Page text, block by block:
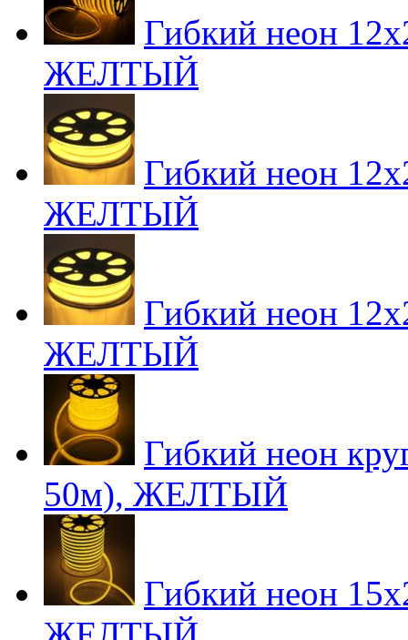
Гибкий неон
ЖЕЛТЫЙ
Гибкий неон
ЖЕЛТЫЙ
Гибкий неон
ЖЕЛТЫЙ
Гибкий неон
50м), ЖЕЛТЫЙ
Гибкий неон